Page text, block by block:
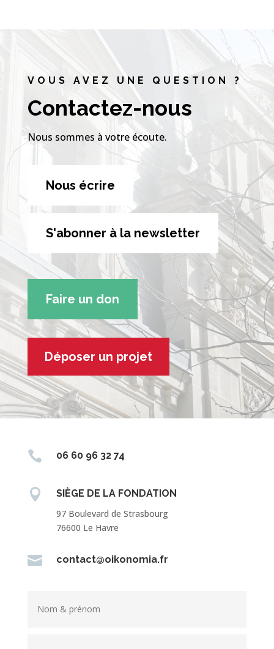
VOUS AVEZ UNE QUESTION ?
Contactez-nous
Nous sommes à votre écoute.
Nous écrire
S'abonner à la newsletter
Faire un don
Déposer un projet
 06 60 96 32 74

SIÈGE DE LA FONDATION
97 Boulevard de Strasbourg
76600 Le Havre
 contact@oikonomia.fr